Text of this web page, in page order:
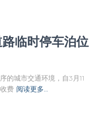
临时停车泊位
的城市交通环境，自3月11
费 阅读更多…